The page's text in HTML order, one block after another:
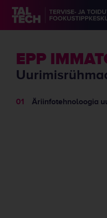
EPP
Äriinfotehnoloogia